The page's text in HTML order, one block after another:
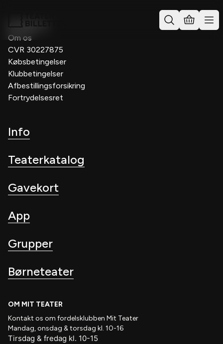
Kontakt os
Om os
CVR 30227875
Købsbetingelser
Klubbetingelser
Afbestillingsforsikring
Fortrydelsesret
Info
Teaterkatalog
Gavekort
App
Grupper
Børneteater
OM MIT TEATER
Kontakt os om fordelsklubben Mit Teater
Mandag, onsdag & torsdag kl. 10-16
Tirsdag & fredag kl. 10-15